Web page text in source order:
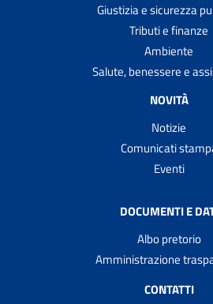
Giustizia e sicurezza
Tributi e finanze
Ambiente
Salute, benessere e
NOVITÀ
Notizie
Comunicati
Eventi
DOCUMENTI E
Albo pretorio
Amministrazione
CONTATTI